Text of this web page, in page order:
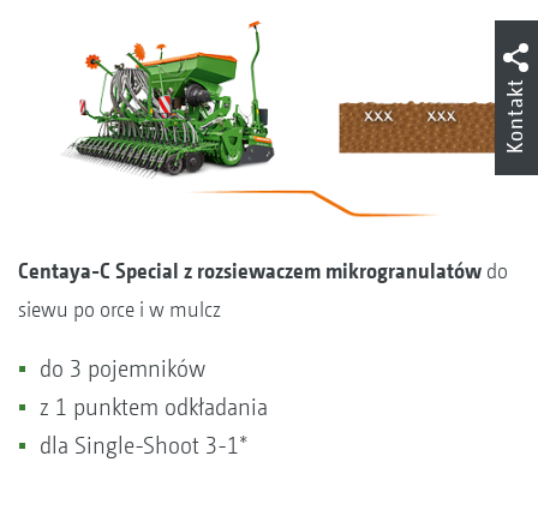
Centaya-C Special z rozsiewaczem mikrogranulatów do
siewu po orce i w mulcz
do 3 pojemników
z 1 punktem odkładania
dla Single-Shoot 3-1*
Kontakt